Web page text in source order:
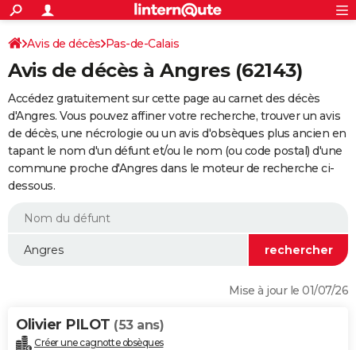
ACTUALITÉS
Politique
Société
Faits Divers
Education
Monde
Villes
+
SPORT
Coupe du monde 2026
Football
Tennis
Cyclisme
Rugby
Forum
Programme TV
TNT
Streaming
Cinéma
Sorties cinéma
Musique
+
FINANCE
Retraite
Epargne
Immobilier
Risques naturels par ville
Assurance
AUTO
Essais
Réserver un essai
Citadines
Berlines
SUV
Forum auto
+
HIGH-TECH
BRICOLAGE
WEEK-END
Alimentation
Guide de la santé
Maladies
Médicaments
Sommeil
VOYAGE
S'inscrire
Connexion
Avis de décès Pas-de-Calais
Avis de décès à Angres (62143)
Accédez gratuitement sur cette page au carnet des décès
d'Angres. Vous pouvez affiner votre recherche, trouver un avis
de décès, une nécrologie ou un avis d'obsèques plus ancien en
tapant le nom d'un défunt et/ou le nom (ou code postal) d'une
commune proche d'Angres dans le moteur de recherche ci-
dessous.
Mise à jour le 01/07/26
Olivier PILOT (53 ans)
Créer une cagnotte obsèques